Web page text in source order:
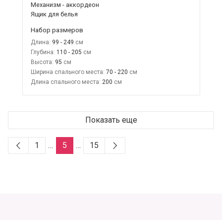
Механизм - аккордеон
Ящик для белья
Набор размеров
Длина: 99 - 249
Глубина: 110 - 205
Высота: 95
Ширина спального места: 70 - 220
Длина спального места: 200
Показать еще
1 … 5 … 15